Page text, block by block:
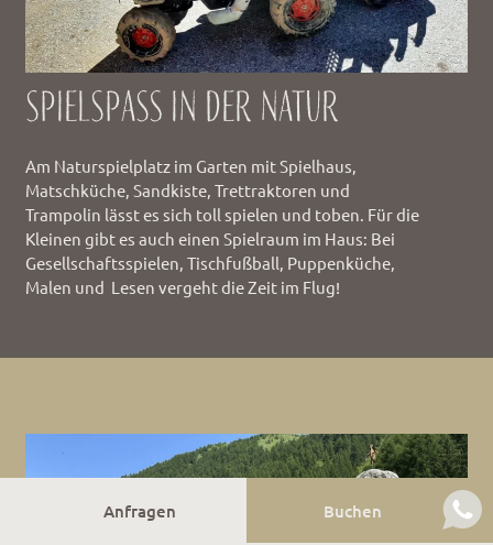
Anfragen Buchen
Spielspaß in der Natur
Am Naturspielplatz im Garten mit Spielhaus,
Matschküche, Sandkiste, Trettraktoren und
Trampolin lässt es sich toll spielen und toben. Für die
Kleinen gibt es auch einen Spielraum im Haus: Bei
Gesellschaftsspielen, Tischfußball, Puppenküche,
Malen und Lesen vergeht die Zeit im Flug!